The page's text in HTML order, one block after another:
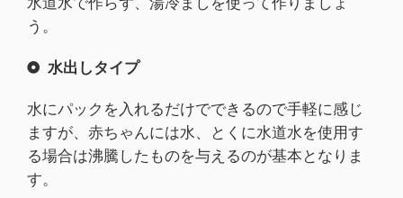
う。
水出しタイプ
水にパックを入れるだけでできるので手軽に感じ
ますが、赤ちゃんには水、とくに水道水を使用す
る場合は沸騰したものを与えるのが基本となりま
す。